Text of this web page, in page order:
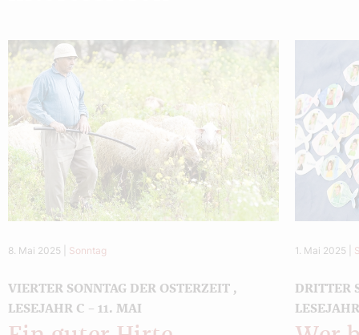
8. Mai 2025 Sonntag
VIERTER SONNTAG DER OSTERZEIT ,
LESEJAHR C – 11. MAI
1. Mai 2025
DRITTER